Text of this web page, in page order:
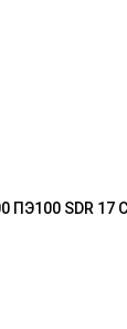
SDR 17